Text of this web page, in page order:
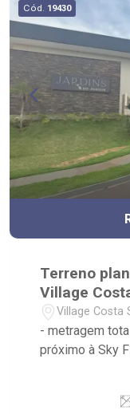
Aparelhados; -
serviço); -
Elétrica; - Portaria 24h. Super
Zona Sul.
3 min. do Mc
Savegnago; -
min. do Parque
Cód. 19430
Terreno
Village
Village Costa
- metragem
próximo à Sky